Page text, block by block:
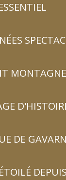
MONTAGNE
DE